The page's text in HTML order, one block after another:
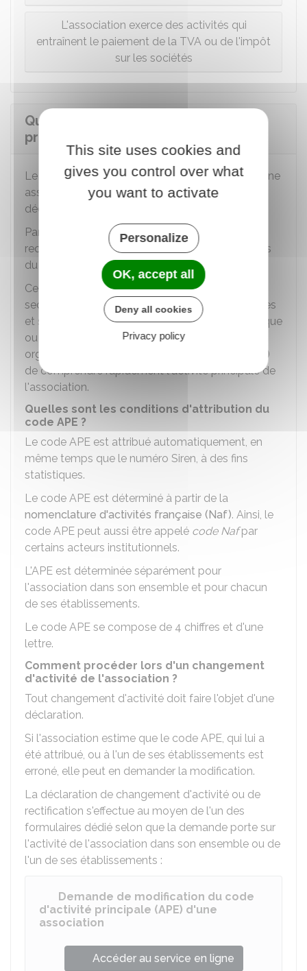
L'association exerce des activités qui
entraînent le paiement de la TVA ou de l'impôt
sur les sociétés
Qu'est-ce que le code APE (activité
principale exercée) ?
Le code APE(Activité Principale Exercée) pour une
association est un code attribué par l'Insee
décrit son activité principale.
Par exemple, une association culturelle pourrait
recevoir le code 9001Z, qui correspond aux " Arts
du spectacle vivant ".
Ce code aide à classer l'association selon son
secteur d'activité pour des raisons administratives
et statistiques. Il n'influence pas son statut juridique
ou fiscal, mais il permet aux autorités (INSEE,
organisme de sécurité sociale, services fiscaux,...)
de comprendre rapidement l'activité principale de
l'association.
Quelles sont les conditions d'attribution du
code APE ?
Le code APE est attribué automatiquement, en
même temps que le numéro Siren, à des fins
statistiques.
Le code APE est déterminé à partir de la
nomenclature d'activités française (Naf). Ainsi, le
code APE peut aussi être appelé code Nafpar
certains acteurs institutionnels.
L'APE est déterminée séparément pour
l'association dans son ensemble et pour chacun
de ses établissements.
Le code APE se compose de 4 chiffres et d'une
lettre.
Comment procéder lors d'un changement
d'activité de l'association ?
Tout changement d'activité doit faire l'objet d'une
déclaration.
Si l'association estime que le code APE, qui lui a
été attribué, ou à l'un de ses établissements est
erroné, elle peut en demander la modification.
La déclaration de changement d'activité ou de
rectification s'effectue au moyen de l'un des
formulaires dédié selon que la demande porte sur
l'activité de l'association dans son ensemble ou de
l'un de ses établissements :
Demande de modification du code
d'activité principale (APE) d'une
association
Accéder au service en ligne
This site uses cookies and
gives you control over what
you want to activate
Personalize
OK, accept all
Deny all cookies
Privacy policy